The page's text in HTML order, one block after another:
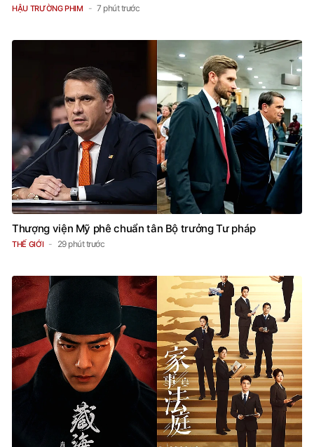
HẬU TRƯỜNG PHIM 7 phút trước
Thượng viện Mỹ phê chuẩn tân Bộ trưởng Tư pháp
THẾ GIỚI 29 phút trước